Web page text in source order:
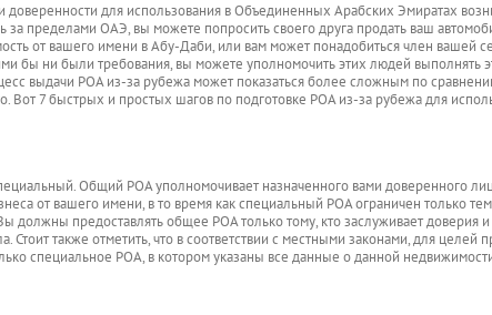
для использования в Объединенных Арабских Эмиратах
за пределами ОАЭ, вы можете попросить своего друга продать ваш
от вашего имени в Абу-Даби, или вам может понадобиться член вашей
бы ни были требования, вы можете уполномочить этих людей выполнять
выдачи POA из-за рубежа может показаться более сложным по
Вот 7 быстрых и простых шагов по подготовке POA из-за рубежа для
Общий POA уполномочивает назначенного вами доверенного
от вашего имени, в то время как специальный POA ограничен только
должны предоставлять общее POA только тому, кто заслуживает доверия
Стоит также отметить, что в соответствии с местными законами, для целей
специальное POA, в котором указаны все данные о данной